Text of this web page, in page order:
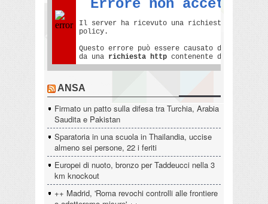
ANSA
Firmato un patto sulla difesa tra Turchia, Arabia
Saudita e Pakistan
Sparatoria in una scuola in Thailandia, uccise
almeno sei persone, 22 i feriti
Europei di nuoto, bronzo per Taddeucci nella 3
km knockout
++ Madrid, 'Roma revochi controlli alle frontiere